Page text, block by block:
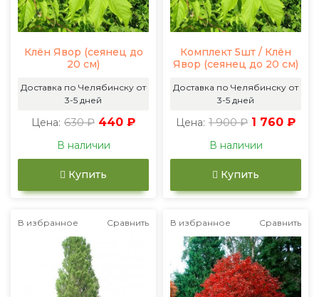
Клён Явор (сеянец до
20 см)
Доставка по Челябинску от
3-5 дней
Цена: 630 ₽ 440 ₽
В наличии
Купить
Комплект 5шт / Клён
Явор (сеянец до 20 см)
Доставка по Челябинску от
3-5 дней
Цена: 1 900 ₽ 1 760 ₽
В наличии
Купить
В избранное Сравнить В избранное Сравнить